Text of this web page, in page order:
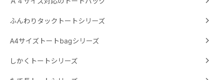
ふんわりタックトートシリーズ
A4サイズトートbagシリーズ
しかくトートシリーズ